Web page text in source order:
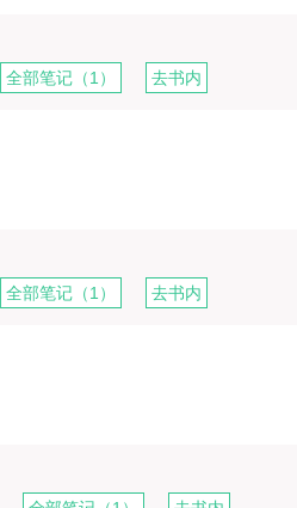
全部笔记（1） 去书内
全部笔记（1） 去书内